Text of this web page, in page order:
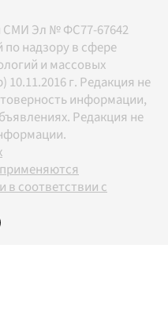
СМИ Эл № ФС77-67642
надзору в сфере
и массовых
г. Редакция не
информации,
Редакция не
в соответствии с